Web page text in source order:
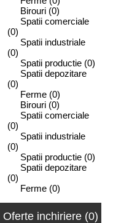
Birouri (0)
Spatii comerciale
(0)
Spatii industriale
(0)
Spatii productie (0)
Spatii depozitare
(0)
Ferme (0)
Birouri (0)
Spatii comerciale
(0)
Spatii industriale
(0)
Spatii productie (0)
Spatii depozitare
(0)
Ferme (0)
Oferte inchiriere (0)